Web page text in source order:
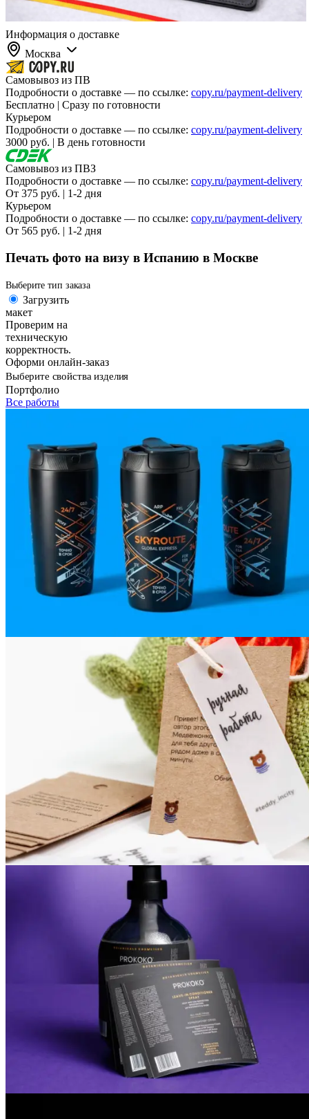
Информация о доставке
Москва
Самовывоз из ПВ
Подробности о доставке — по ссылке: copy.ru/payment-delivery
Бесплатно | Сразу по готовности
Курьером
Подробности о доставке — по ссылке: copy.ru/payment-delivery
3000 руб. | В день готовности
Самовывоз из ПВЗ
Подробности о доставке — по ссылке: copy.ru/payment-delivery
От 375 руб. | 1-2 дня
Курьером
Подробности о доставке — по ссылке: copy.ru/payment-delivery
От 565 руб. | 1-2 дня
Печать фото на визу в Испанию в Москве
Выберите тип заказа
Загрузить
макет
Проверим на
техническую
корректность.
Оформи онлайн-заказ
Выберите свойства изделия
Портфолио
Все работы